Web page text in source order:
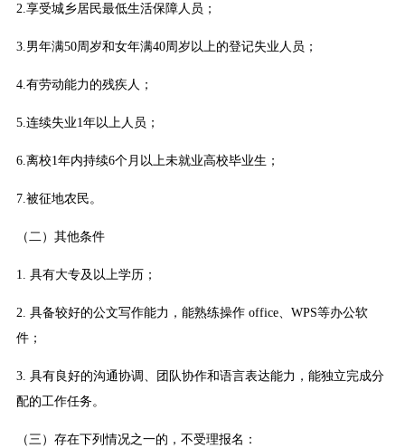
2.享受城乡居民最低生活保障人员；
3.男年满50周岁和女年满40周岁以上的登记失业人员；
4.有劳动能力的残疾人；
5.连续失业1年以上人员；
6.离校1年内持续6个月以上未就业高校毕业生；
7.被征地农民。
（二）其他条件
1. 具有大专及以上学历；
2. 具备较好的公文写作能力，能熟练操作 office、WPS等办公软
件；
3. 具有良好的沟通协调、团队协作和语言表达能力，能独立完成分
配的工作任务。
（三）存在下列情况之一的，不受理报名：